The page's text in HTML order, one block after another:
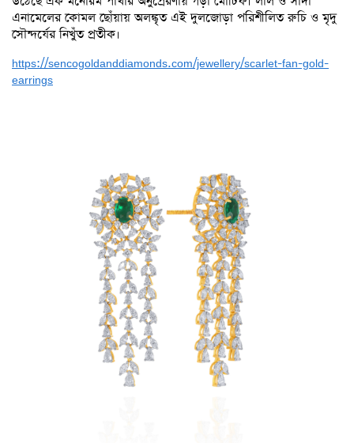
এনামেলের কোমল ছোঁয়ায় অলঙ্কৃত এই দুলজোড়া পরিশীলিত রুচি ও মৃদু
সৌন্দর্যের নিখুঁত প্রতীক।
https://sencogoldanddiamonds.com/jewellery/scarlet-fan-gold-
earrings